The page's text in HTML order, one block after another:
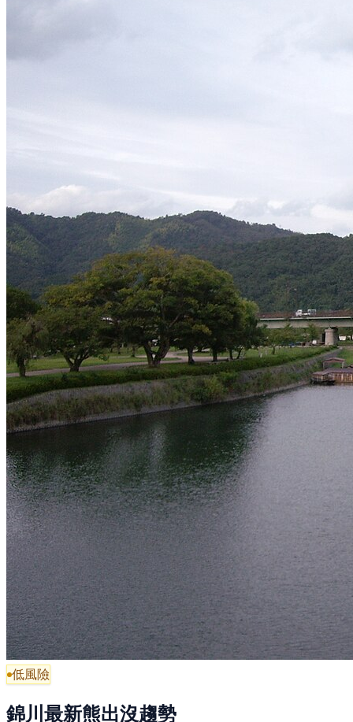
低風險
錦川最新熊出沒趨勢